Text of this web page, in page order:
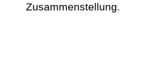
Zusammenstellung.